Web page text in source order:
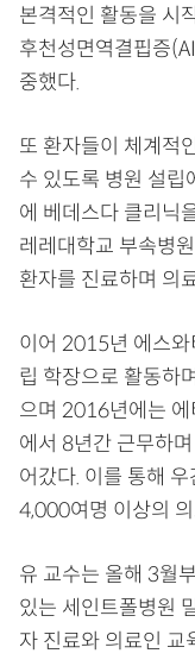
본격적인 활동을 시
후천성면역결핍증
중했다.
또 환자들이 체계적
수 있도록 병원 설
에 베데스다 클리닉
레레대학교 부속병
환자를 진료하며 의
이어 2015년 에스
립 학장으로 활동하
으며 2016년에는
에서 8년간 근무하
어갔다. 이를 통해
4,000여명 이상의
유 교수는 올해 3월
있는 세인트폴병원
자 진료와 의료인 교